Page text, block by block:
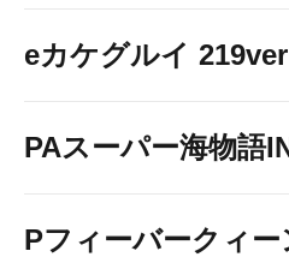
eカケグルイ 219ver
PAスーパー海物語
Pフィーバークィー